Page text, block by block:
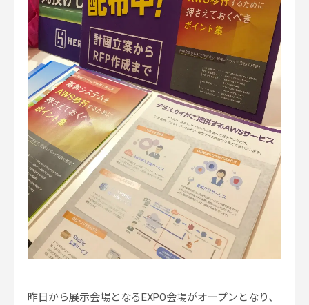
昨日から展示会場となるEXPO会場がオープンとなり、